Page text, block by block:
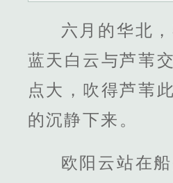
六月的华北
蓝天白云与芦苇
点大，吹得芦苇
的沉静下来。
欧阳云站在